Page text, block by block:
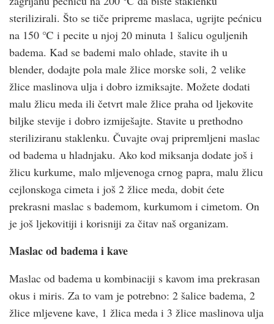
sterilizirali. Što se tiče pripreme maslaca, ugrijte pećnicu
na 150 ℃ i pecite u njoj 20 minuta 1 šalicu oguljenih
badema. Kad se bademi malo ohlade, stavite ih u
blender, dodajte pola male žlice morske soli, 2 velike
žlice maslinova ulja i dobro izmiksajte. Možete dodati
malu žlicu meda ili četvrt male žlice praha od ljekovite
biljke stevije i dobro izmiješajte. Stavite u prethodno
steriliziranu staklenku. Čuvajte ovaj pripremljeni maslac
od badema u hladnjaku. Ako kod miksanja dodate još i
žlicu kurkume, malo mljevenoga crnog papra, malu žlicu
cejlonskoga cimeta i još 2 žlice meda, dobit ćete
prekrasni maslac s bademom, kurkumom i cimetom. On
je još ljekovitiji i korisniji za čitav naš organizam.
Maslac od badema i kave
Maslac od badema u kombinaciji s kavom ima prekrasan
okus i miris. Za to vam je potrebno: 2 šalice badema, 2
žlice mljevene kave, 1 žlica meda i 3 žlice maslinova ulja